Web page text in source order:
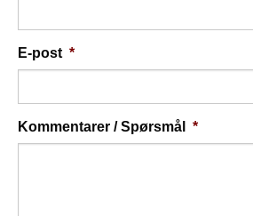
E-post *
Kommentarer / Spørsmål *